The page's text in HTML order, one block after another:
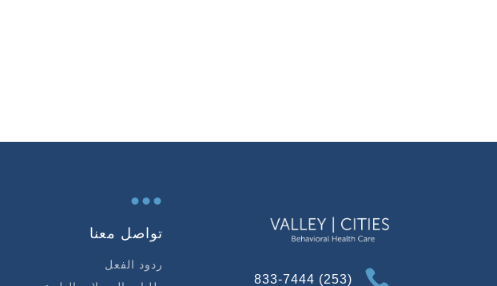
...
تواصل معنا
ردود الفعل

(253) 833-7444